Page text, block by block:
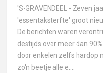
'S-GRAVENDEEL - Zeven
'essentaksterfte' groot
De berichten waren
destijds over meer dan
door enkelen zelfs hardop
zo'n beetje alle e....